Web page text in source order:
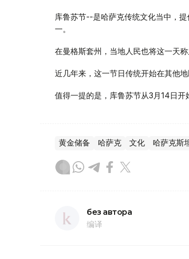
库鲁苏节--是哈萨克传统文化当中，
一。
在曼格斯套州，当地人民也将这一天
近几年来，这一节日传统开始在其他地
值得一提的是，库鲁苏节从3月14日开
黄金储备 哈萨克 文化 哈萨克斯
без автора
编译